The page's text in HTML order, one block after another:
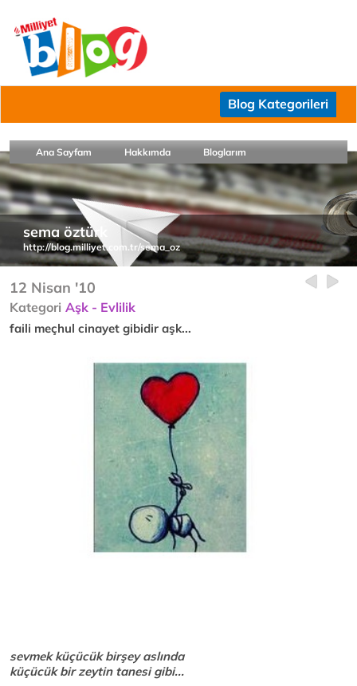
Blog Kategorileri
Ana Sayfam Hakkımda Bloglarım
sema öztürk
http://blog.milliyet.com.tr/sema_oz
12 Nisan '10
Kategori Aşk - Evlilik
faili meçhul cinayet gibidir aşk...
sevmek küçücük birşey aslında
küçücük bir zeytin tanesi gibi...